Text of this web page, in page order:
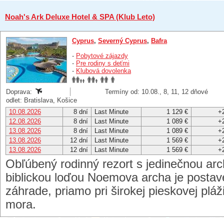
Noah's Ark Deluxe Hotel & SPA (Klub Leto)
Cyprus, Severný Cyprus, Bafra
- Pobytové zájazdy
- Pre rodiny s deťmi
- Klubová dovolenka
Doprava:
Termíny od: 10.08., 8, 11, 12 dňové
odlet: Bratislava, Košice
10.08.2026
8 dní Last Minute 1 129 €
12.08.2026
8 dní Last Minute 1 089 €
13.08.2026
8 dní Last Minute 1 089 €
13.08.2026
12 dní Last Minute 1 569 €
13.08.2026
12 dní Last Minute 1 569 €
Obľúbený rodinný rezort s jedinečnou
biblickou loďou Noemova archa je
záhrade, priamo pri širokej pieskovej
mora.